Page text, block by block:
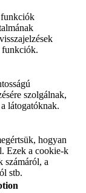
funkciók.
szolgálnak,
látogatóknak.
hogyan
Ezek a cookie-k
számáról, a
stb.